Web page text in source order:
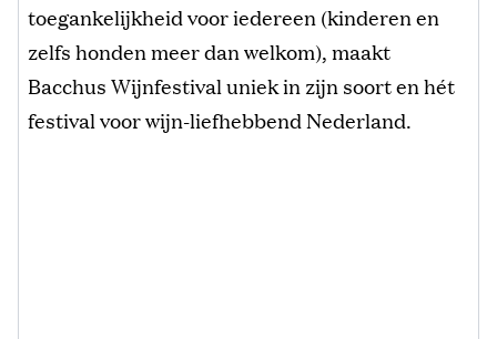
toegankelijkheid voor iedereen (kinderen en
zelfs honden meer dan welkom), maakt
Bacchus Wijnfestival uniek in zijn soort en hét
festival voor wijn-liefhebbend Nederland.